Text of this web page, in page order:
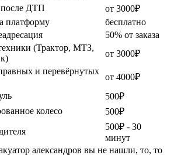
после ДТП
от 3000₽
платформу
бесплатно
50% от заказа
(Трактор, МТЗ,
от 3000₽
и перевёрнутых
от 4000₽
500₽
колесо
500₽
500₽ - 30
минут
александров вы не нашли, то, то